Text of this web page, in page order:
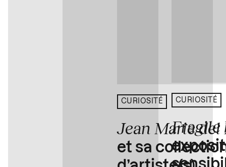
CURIOSITÉ
Jean Marie del
et sa
CURIOSITÉ
Fragile